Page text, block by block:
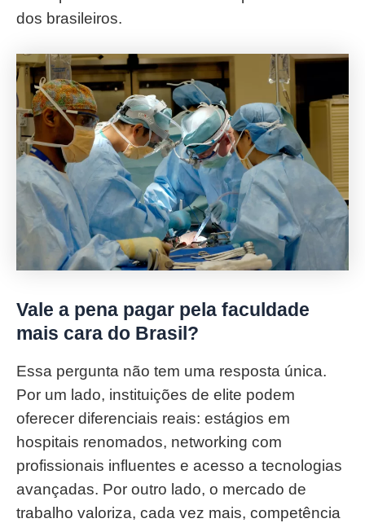
dos brasileiros.
Vale a pena pagar pela faculdade
mais cara do Brasil?
Essa pergunta não tem uma resposta única.
Por um lado, instituições de elite podem
oferecer diferenciais reais: estágios em
hospitais renomados, networking com
profissionais influentes e acesso a tecnologias
avançadas. Por outro lado, o mercado de
trabalho valoriza, cada vez mais, competência